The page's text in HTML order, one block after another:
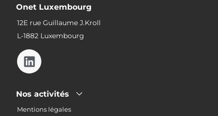
Onet Luxembourg
12E rue Guillaume J.Kroll
L-1882 Luxembourg
Nos activités
Mentions légales